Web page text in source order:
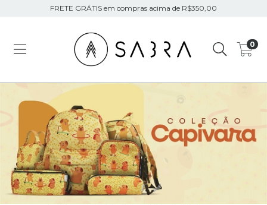
FRETE GRÁTIS em compras acima de R$350,00
0